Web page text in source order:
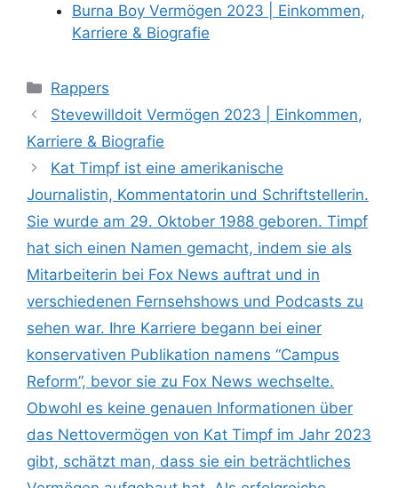
Burna Boy Vermögen 2023 | Einkommen,
Karriere & Biografie
Categories
Rappers
Stevewilldoit Vermögen 2023 | Einkommen,
Karriere & Biografie
Kat Timpf ist eine amerikanische
Journalistin, Kommentatorin und Schriftstellerin.
Sie wurde am 29. Oktober 1988 geboren. Timpf
hat sich einen Namen gemacht, indem sie als
Mitarbeiterin bei Fox News auftrat und in
verschiedenen Fernsehshows und Podcasts zu
sehen war. Ihre Karriere begann bei einer
konservativen Publikation namens “Campus
Reform”, bevor sie zu Fox News wechselte.
Obwohl es keine genauen Informationen über
das Nettovermögen von Kat Timpf im Jahr 2023
gibt, schätzt man, dass sie ein beträchtliches